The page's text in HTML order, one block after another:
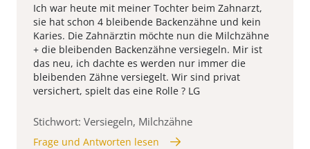
Ich war heute mit meiner Tochter beim Zahnarzt,
sie hat schon 4 bleibende Backenzähne und kein
Karies. Die Zahnärztin möchte nun die Milchzähne
+ die bleibenden Backenzähne versiegeln. Mir ist
das neu, ich dachte es werden nur immer die
bleibenden Zähne versiegelt. Wir sind privat
versichert, spielt das eine Rolle ? LG
Stichwort: Versiegeln, Milchzähne
Frage und Antworten lesen